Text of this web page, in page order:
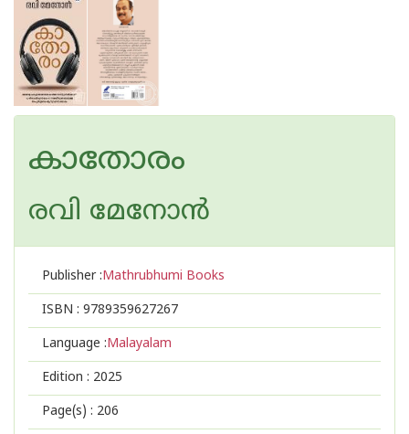
കാതോരം
രവി മേനോന്‍
Publisher :Mathrubhumi Books
ISBN : 9789359627267
Language :Malayalam
Edition : 2025
Page(s) : 206